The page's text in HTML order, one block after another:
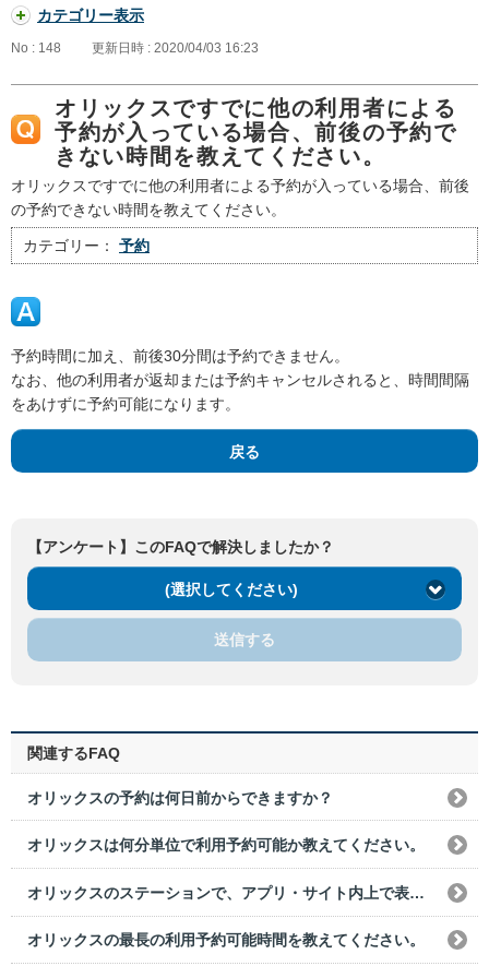
カテゴリー表示
No : 148 更新日時 : 2020/04/03 16:23
オリックスですでに他の利用者による
予約が入っている場合、前後の予約で
きない時間を教えてください。
オリックスですでに他の利用者による予約が入っている場合、前後
の予約できない時間を教えてください。
カテゴリー： 予約
予約時間に加え、前後30分間は予約できません。
なお、他の利用者が返却または予約キャンセルされると、時間間隔
をあけずに予約可能になります。
戻る
【アンケート】このFAQで解決しましたか？
(選択してください)
送信する
関連するFAQ
オリックスの予約は何日前からできますか？
オリックスは何分単位で利用予約可能か教えてください。
オリックスのステーションで、アプリ・サイト内上で表示されないものはありますか？
オリックスの最長の利用予約可能時間を教えてください。